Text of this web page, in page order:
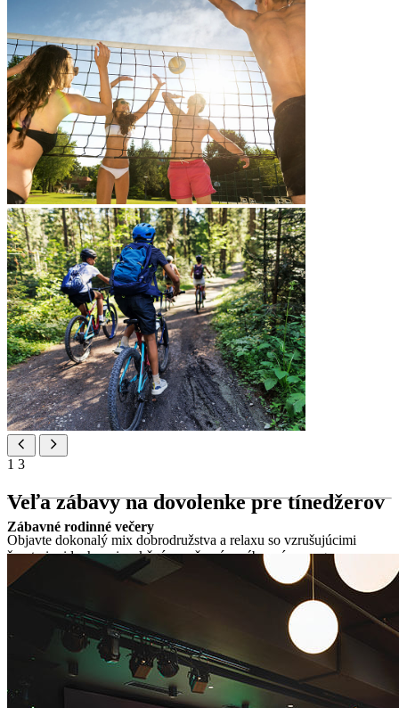
1 3
Veľa zábavy na dovolenke pre tínedžerov
Objavte dokonalý mix dobrodružstva a relaxu so vzrušujúcimi
športmi, videohrami a akčným večerným zábavným programom.
zábavná zóna s videohrami
outdoorové aktivity, ako je cyklistika a turistika cez les Capo
Fronte, prenájom SUPu a jazda na kajaku pozdĺž pobrežia (za
príplatok)
turnaje v plážovom volejbale, stolný tenis, bedminton
spoločenské aktivity - mocktail masters, foto safari, hádanie
pesničiek, chorvátska jazyková škola, spoločenské hry,
turnaje vo videohrách a filmové večery
Zábavné rodinné večery